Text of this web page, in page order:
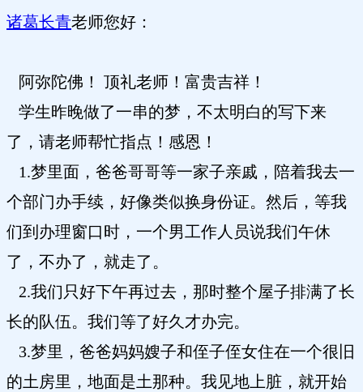
诸葛长青老师您好：
阿弥陀佛！ 顶礼老师！富贵吉祥！
学生昨晚做了一串的梦，不太明白的写下来
了，请老师帮忙指点！感恩！
1.梦里面，爸爸哥哥等一家子亲戚，陪着我去一
个部门办手续，好像类似换身份证。然后，等我
们到办理窗口时，一个男工作人员说我们午休
了，不办了，就走了。
2.我们只好下午再过去，那时整个屋子排满了长
长的队伍。我们等了好久才办完。
3.梦里，爸爸妈妈嫂子和侄子侄女住在一个很旧
的土房里，地面是土那种。我见地上脏，就开始